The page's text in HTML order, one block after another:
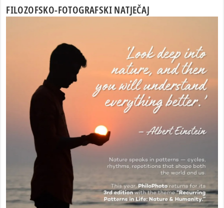
FILOZOFSKO-FOTOGRAFSKI NATJEČAJ